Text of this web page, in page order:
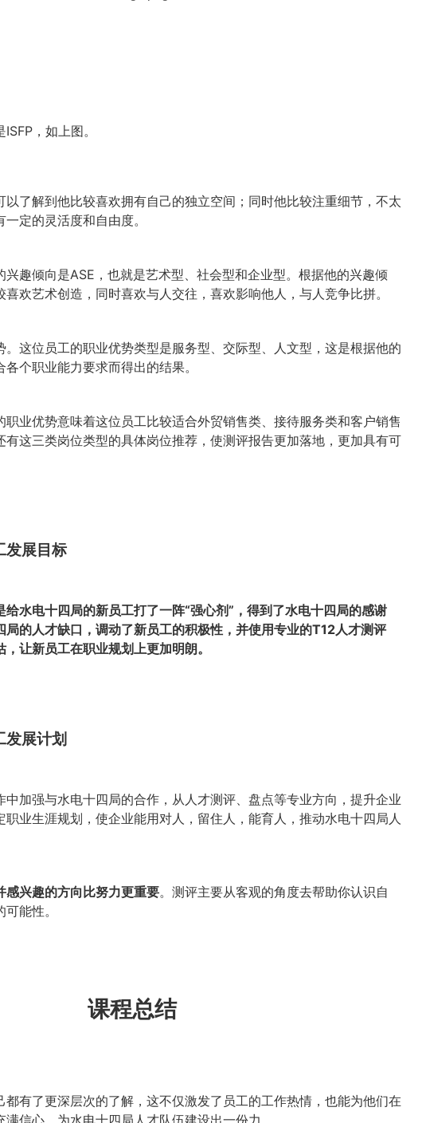
，如上图。
了解到他比较喜欢拥有自己的独立空间；同时他比较注重细节，不太
定的灵活度和自由度。
趣倾向是ASE，也就是艺术型、社会型和企业型。 根据他的兴趣倾
欢艺术创造，同时喜欢与人交往，喜欢影响他人，与人竞争比拼。
这位员工的职业优势类型是服务型、交际型、人文型，这是根据他的
个职业能力要求而得出的结果。
职业优势意味着这位员工比较适合外贸销售类、接待服务类和客户销售
有这三类岗位类型的具体岗位推荐，使测评报告更加落地，更加具有可
发展目标
水电十四局的新员工打了一阵“强心剂”，得到了水电十四局的感谢
局的人才缺口，调动了新员工的积极性，并使用专业的T12人才测评
让新员工在职业规划上更加明朗。
发展计划
中加强与水电十四局的合作，从人才测评、盘点等专业方向，提升企业
职业生涯规划，使企业能用对人，留住人，能育人，推动水电十四局人
感兴趣的方向比努力更重要。测评主要从客观的角度去帮助你认识自
能性。
课程总结
有了更深层次的了解，这不仅激发了员工的工作热情，也能为他们在
信心，为水电十四局人才队伍建设出一份力。